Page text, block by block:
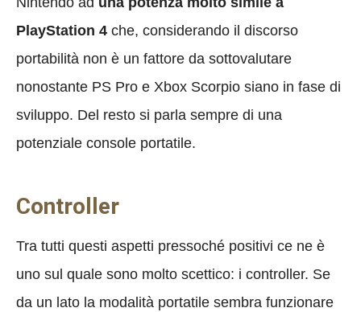
PlayStation 4 che, considerando il discorso
portabilità non è un fattore da sottovalutare
nonostante PS Pro e Xbox Scorpio siano in fase di
sviluppo. Del resto si parla sempre di una
potenziale console portatile.
Controller
Tra tutti questi aspetti pressoché positivi ce ne è
uno sul quale sono molto scettico: i controller. Se
da un lato la modalità portatile sembra funzionare